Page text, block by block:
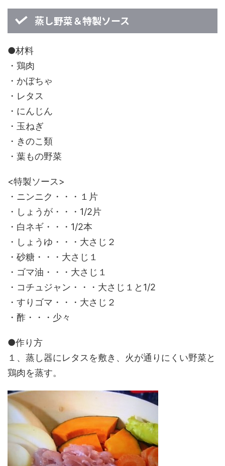
蒸し野菜＆特製ソース
●材料
・鶏肉
・かぼちゃ
・レタス
・にんじん
・玉ねぎ
・きのこ類
・葉もの野菜
<特製ソース>
・ニンニク・・・１片
・しょうが・・・1/2片
・白ネギ・・・1/2本
・しょうゆ・・・大さじ２
・砂糖・・・大さじ１
・ゴマ油・・・大さじ１
・コチュジャン・・・大さじ１と1/2
・すりゴマ・・・大さじ２
・酢・・・少々
●作り方
１、蒸し器にレタスを敷き、火が通りにくい野菜と
鶏肉を蒸す。